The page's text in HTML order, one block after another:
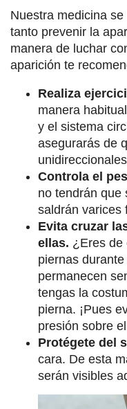
Nuestra medicina
tanto prevenir la
manera de luchar
aparición te
Realiza
manera
y el sistema
asegurarás de
Controla el
no tendrán que
saldrán varices
Evita cruzar
ellas. ¿Eres de
piernas
permanecen
tengas la
pierna. ¡Pues
presión sobre
Protégete del
cara. De esta
serán visibles